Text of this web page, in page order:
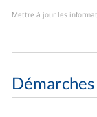
Mettre à jour les